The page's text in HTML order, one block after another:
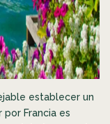
establecer un
Francia es